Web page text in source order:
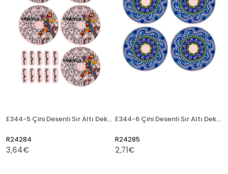
E344-5 Çini Desenli Sır Altı Dekal 7 cm
R24284
3,64€
E344-6 Çini Desenli Sır Altı Dekal 7 cm
R24285
2,71€